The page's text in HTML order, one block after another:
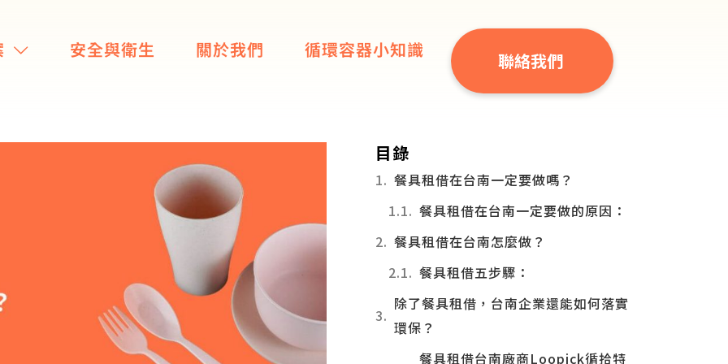
安全與衛生 關於我們 循環容器小知識 聯絡我們
目錄
餐具租借在台南一定要做嗎？
餐具租借在台南一定要做的原因：
餐具租借在台南怎麼做？
餐具租借五步驟：
除了餐具租借，台南企業還能如何落實
環保？
餐具租借台南廠商Loopick循拾特